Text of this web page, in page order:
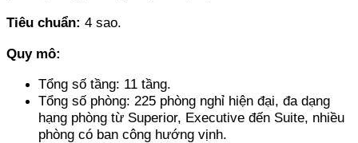
Tiêu chuẩn: 4 sao.
Quy mô:
Tổng số tầng: 11 tầng.
Tổng số phòng: 225 phòng nghỉ hiện đại, đa dạng
hạng phòng từ Superior, Executive đến Suite, nhiều
phòng có ban công hướng vịnh.